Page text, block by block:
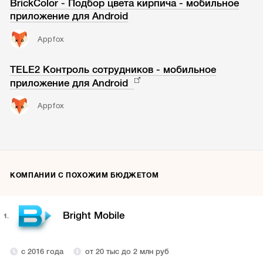
BrickColor - Подбор цвета кирпича - мобильное
приложение для Android
Appfox
TELE2 Контроль сотрудников - мобильное
приложение для Android
Appfox
КОМПАНИИ С ПОХОЖИМ БЮДЖЕТОМ
1. Bright Mobile
с 2016 года
от 20 тыс до 2 млн руб